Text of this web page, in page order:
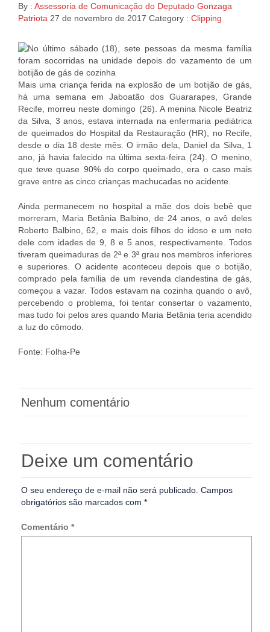
By : Assessoria de Comunicação do Deputado Gonzaga
Patriota 27 de novembro de 2017 Category : Clipping
Mais uma criança ferida na explosão de um botijão de gás,
há uma semana em Jaboatão dos Guararapes, Grande
Recife, morreu neste domingo (26). A menina Nicole Beatriz
da Silva, 3 anos, estava internada na enfermaria pediátrica
de queimados do Hospital da Restauração (HR), no Recife,
desde o dia 18 deste mês. O irmão dela, Daniel da Silva, 1
ano, já havia falecido na última sexta-feira (24). O menino,
que teve quase 90% do corpo queimado, era o caso mais
grave entre as cinco crianças machucadas no acidente.
Ainda permanecem no hospital a mãe dos dois bebê que
morreram, Maria Betânia Balbino, de 24 anos, o avô deles
Roberto Balbino, 62, e mais dois filhos do idoso e um neto
dele com idades de 9, 8 e 5 anos, respectivamente. Todos
tiveram queimaduras de 2ª e 3ª grau nos membros inferiores
e superiores. O acidente aconteceu depois que o botijão,
comprado pela família de um revenda clandestina de gás,
começou a vazar. Todos estavam na cozinha quando o avô,
percebendo o problema, foi tentar consertar o vazamento,
mas tudo foi pelos ares quando Maria Betânia teria acendido
a luz do cômodo.
Fonte: Folha-Pe
Nenhum comentário
Deixe um comentário
O seu endereço de e-mail não será publicado. Campos
obrigatórios são marcados com *
Comentário *